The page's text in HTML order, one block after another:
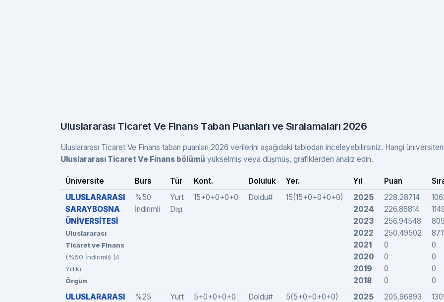
Uluslararası Ticaret Ve Finans Taban Puanları ve Sıralamaları 2026
Uluslararası Ticaret Ve Finans taban puanları 2026 verilerini aşağıdaki tablodan inceleyebilirsiniz. Hangi
Uluslararası Ticaret Ve Finans bölümü yükselmiş veya düşmüş, grafiklerden analiz edin.
Üniversite Burs Tür Kont. Doluluk Yer. Yıl Puan
ULUSLARARASI
SARAYBOSNA
ÜNİVERSİTESİ
Uluslararası
Ticaret ve Finans
(%50 İndirimli) (4
Yıllık)
Örgün
%50
İndirimli
Yurt
Dışı
15+0+0+0+0 Doldu# 15(15+0+0+0+0)
2025
2024
2023
2022
2021
2020
2019
2018
228.28714
226.86814
256.94548
250.49502
0
0
0
0
0
0
0
0
ULUSLARARASI
%25
Yurt
5+0+0+0+0 Doldu# 5(5+0+0+0+0)
2025
205.96893